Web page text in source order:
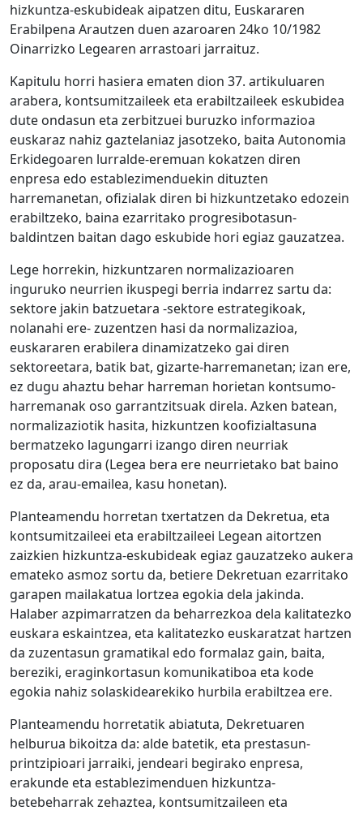
hizkuntza-eskubideak aipatzen ditu, Euskararen
Erabilpena Arautzen duen azaroaren 24ko 10/1982
Oinarrizko Legearen arrastoari jarraituz.
Kapitulu horri hasiera ematen dion 37. artikuluaren
arabera, kontsumitzaileek eta erabiltzaileek eskubidea
dute ondasun eta zerbitzuei buruzko informazioa
euskaraz nahiz gaztelaniaz jasotzeko, baita Autonomia
Erkidegoaren lurralde-eremuan kokatzen diren
enpresa edo establezimenduekin dituzten
harremanetan, ofizialak diren bi hizkuntzetako edozein
erabiltzeko, baina ezarritako progresibotasun-
baldintzen baitan dago eskubide hori egiaz gauzatzea.
Lege horrekin, hizkuntzaren normalizazioaren
inguruko neurrien ikuspegi berria indarrez sartu da:
sektore jakin batzuetara -sektore estrategikoak,
nolanahi ere- zuzentzen hasi da normalizazioa,
euskararen erabilera dinamizatzeko gai diren
sektoreetara, batik bat, gizarte-harremanetan; izan ere,
ez dugu ahaztu behar harreman horietan kontsumo-
harremanak oso garrantzitsuak direla. Azken batean,
normalizaziotik hasita, hizkuntzen koofizialtasuna
bermatzeko lagungarri izango diren neurriak
proposatu dira (Legea bera ere neurrietako bat baino
ez da, arau-emailea, kasu honetan).
Planteamendu horretan txertatzen da Dekretua, eta
kontsumitzaileei eta erabiltzaileei Legean aitortzen
zaizkien hizkuntza-eskubideak egiaz gauzatzeko aukera
emateko asmoz sortu da, betiere Dekretuan ezarritako
garapen mailakatua lortzea egokia dela jakinda.
Halaber azpimarratzen da beharrezkoa dela kalitatezko
euskara eskaintzea, eta kalitatezko euskaratzat hartzen
da zuzentasun gramatikal edo formalaz gain, baita,
bereziki, eraginkortasun komunikatiboa eta kode
egokia nahiz solaskidearekiko hurbila erabiltzea ere.
Planteamendu horretatik abiatuta, Dekretuaren
helburua bikoitza da: alde batetik, eta prestasun-
printzipioari jarraiki, jendeari begirako enpresa,
erakunde eta establezimenduen hizkuntza-
betebeharrak zehaztea, kontsumitzaileen eta